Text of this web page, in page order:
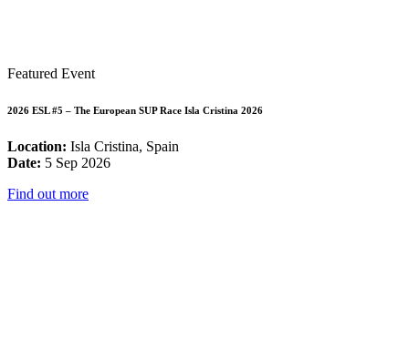
Featured Event
2026 ESL #5 – The European SUP Race Isla Cristina 2026
Location: Isla Cristina, Spain
Date: 5 Sep 2026
Find out more